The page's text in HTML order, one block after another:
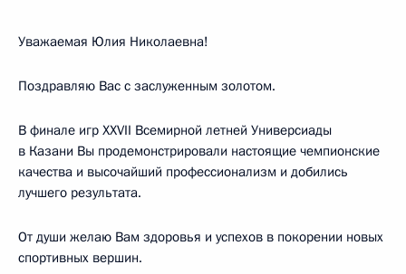
Уважаемая Юлия Николаевна!
Поздравляю Вас с заслуженным золотом.
В финале игр XXVII Всемирной летней Универсиады
в Казани Вы продемонстрировали настоящие чемпионские
качества и высочайший профессионализм и добились
лучшего результата.
От души желаю Вам здоровья и успехов в покорении новых
спортивных вершин.